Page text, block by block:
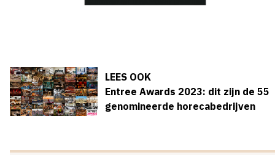
LEES OOK
Entree Awards 2023: dit zijn de 55
genomineerde horecabedrijven